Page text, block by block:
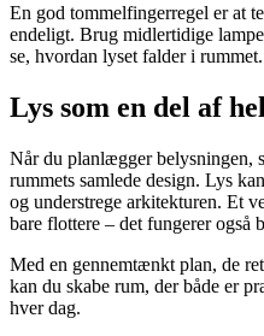
En god tommelfingerregel er at
endeligt. Brug midlertidige
se, hvordan lyset falder i rummet.
Lys som en del af
Når du planlægger belysningen,
rummets samlede design. Lys
og understrege arkitekturen. Et
bare flottere – det fungerer også
Med en gennemtænkt plan, de
kan du skabe rum, der både er
hver dag.